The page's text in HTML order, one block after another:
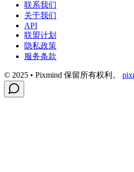
联系我们
关于我们
API
联盟计划
隐私政策
服务条款
© 2025 • Pixmind 保留所有权利。